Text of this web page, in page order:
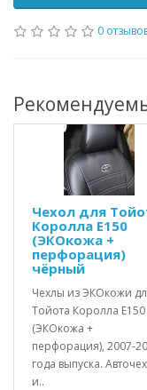
0
Чехол для
Королла Е150
(ЭКОкожа +
перфорация)
чёрный
Чехлы из ЭКОкожи
Тойота Королла Е150
(ЭКОкожа +
перфорация), 2007-
года выпуска.
и..